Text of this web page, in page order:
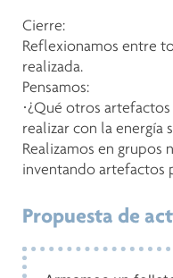
Cierre:
Reflexionamos entre
realizada.
Pensamos:
·¿Qué otros
realizar con la energía
Realizamos en
inventando artefactos
Propuesta de